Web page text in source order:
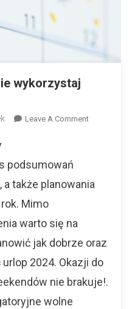
wykorzystaj
Leave A CommentOn
Wszystkie
podsumowań
także planowania
Mimo
warto się na
jak dobrze oraz
2024. Okazji do
nie brakuje!.
wolne